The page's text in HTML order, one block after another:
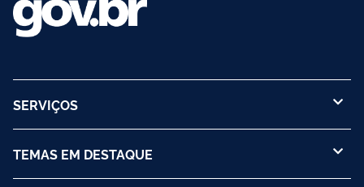
SERVIÇOS
TEMAS EM DESTAQUE